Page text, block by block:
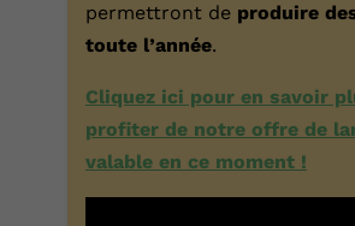
permettront de produire
toute l’année.
Cliquez ici pour en savoir
profiter de notre offre de
valable en ce moment !